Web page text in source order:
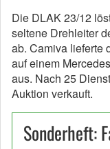
Die DLAK 23/12
seltene Drehleiter
ab. Camiva lieferte
auf einem
aus. Nach 25
Auktion verkauft.
Sonderheft: